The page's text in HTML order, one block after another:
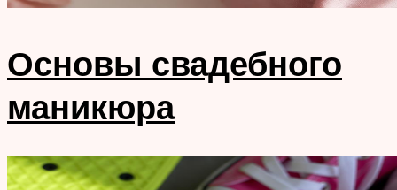
Основы свадебного
маникюра